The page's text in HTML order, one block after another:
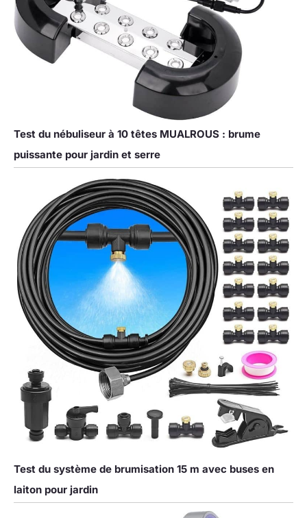
Test du nébuliseur à 10 têtes MUALROUS : brume
puissante pour jardin et serre
Test du système de brumisation 15 m avec buses en
laiton pour jardin